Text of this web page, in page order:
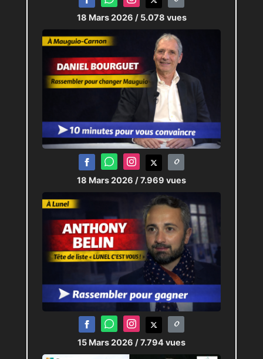
18 Mars 2026 / 5.078 vues
18 Mars 2026 / 7.969 vues
15 Mars 2026 / 7.794 vues